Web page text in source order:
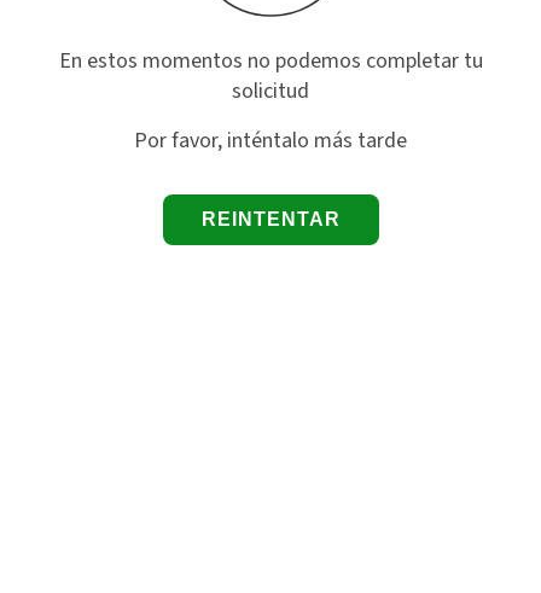
En estos momentos no podemos completar tu
solicitud
Por favor, inténtalo más tarde
REINTENTAR